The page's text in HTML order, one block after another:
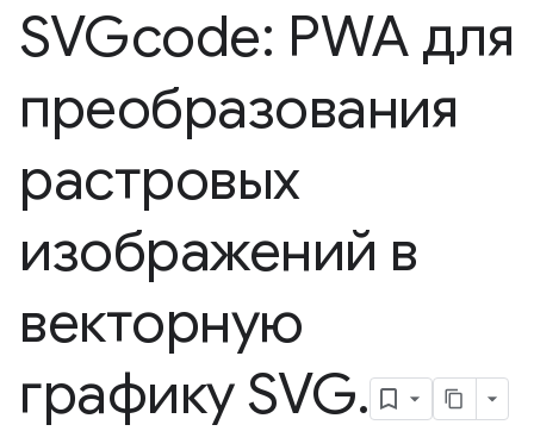
SVGcode: PWA для
преобразования
растровых
изображений в
векторную
графику SVG.